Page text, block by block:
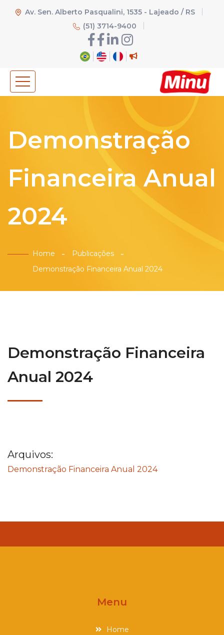
Av. Sen. Alberto Pasqualini, 1535 - Lajeado / RS
(51) 3714-9400
Demonstração
Financeira Anual
2024
Home
Publicações
Demonstração Financeira Anual 2024
Demonstração Financeira
Anual 2024
Arquivos:
Demonstração Financeira Anual 2024
Menu
Home